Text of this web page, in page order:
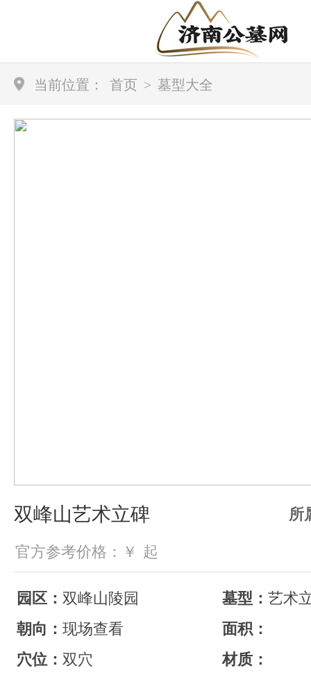
当前位置： 首页 > 墓型大全
所
双峰山艺术立碑
官方参考价格：￥ 起
园区： 双峰山陵园 墓型： 艺术
朝向： 现场查看
面积：
穴位： 双穴 材质：